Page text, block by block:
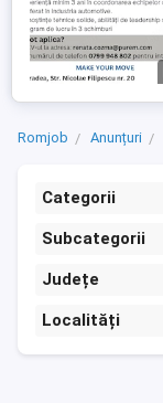
Romjob Anunțuri
Categorii
Subcategorii
Județe
Localități